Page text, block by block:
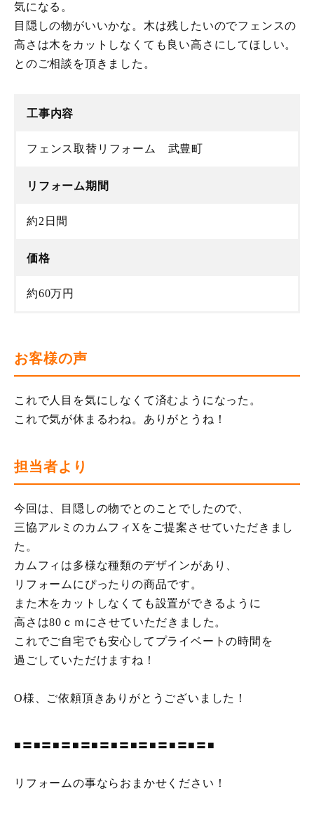
気になる。
目隠しの物がいいかな。木は残したいのでフェンスの
高さは木をカットしなくても良い高さにしてほしい。
とのご相談を頂きました。
工事内容
フェンス取替リフォーム 武豊町
リフォーム期間
約2日間
価格
約60万円
お客様の声
これで人目を気にしなくて済むようになった。
これで気が休まるわね。ありがとうね！
担当者より
今回は、目隠しの物でとのことでしたので、
三協アルミのカムフィXをご提案させていただきまし
た。
カムフィは多様な種類のデザインがあり、
リフォームにぴったりの商品です。
また木をカットしなくても設置ができるように
高さは80ｃｍにさせていただきました。
これでご自宅でも安心してプライベートの時間を
過ごしていただけますね！
O様、ご依頼頂きありがとうございました！
■〓■〓■〓■〓■〓■〓■〓■〓■〓■〓■
リフォームの事ならおまかせください！